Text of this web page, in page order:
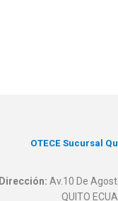
OTECE Sucursal
Dirección: Av.10 De
QUITO